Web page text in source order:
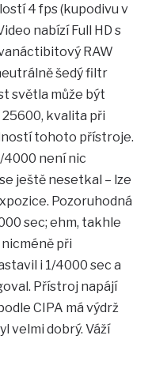
4 fps (kupodivu v
nabízí Full HD s
RAW
šedý filtr
světla může být
25600, kvalita při
tohoto přístroje.
4000 není nic
ještě nesetkal – lze
Pozoruhodná
sec; ehm, takhle
při
i 1/4000 sec a
Přístroj napájí
CIPA má výdrž
velmi dobrý. Váží